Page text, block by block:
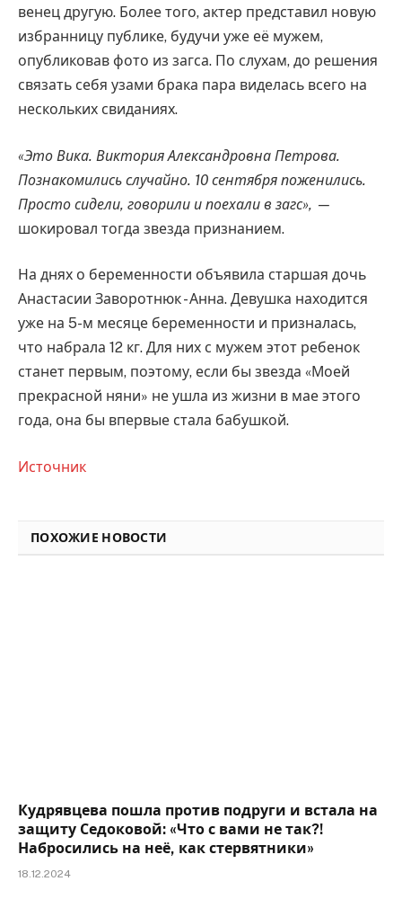
венец другую. Более того, актер представил новую
избранницу публике, будучи уже её мужем,
опубликовав фото из загса. По слухам, до решения
связать себя узами брака пара виделась всего на
нескольких свиданиях.
«Это Вика. Виктория Александровна Петрова.
Познакомились случайно. 10 сентября поженились.
Просто сидели, говорили и поехали в загс», —
шокировал тогда звезда признанием.
На днях о беременности объявила старшая дочь
Анастасии Заворотнюк - Анна. Девушка находится
уже на 5-м месяце беременности и призналась,
что набрала 12 кг. Для них с мужем этот ребенок
станет первым, поэтому, если бы звезда «Моей
прекрасной няни» не ушла из жизни в мае этого
года, она бы впервые стала бабушкой.
Источник
ПОХОЖИЕ НОВОСТИ
Кудрявцева пошла против подруги и встала на
защиту Седоковой: «Что с вами не так?!
Набросились на неё, как стервятники»
18.12.2024